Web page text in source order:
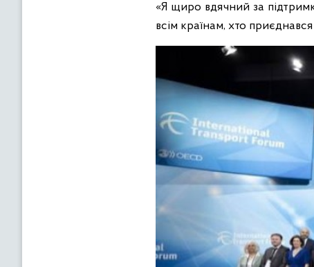
«Я щиро вдячний за
всім країнам, хто